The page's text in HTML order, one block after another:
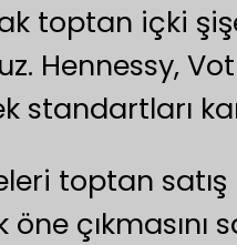
toptan içki
Hennessy,
standartları
toptan
öne